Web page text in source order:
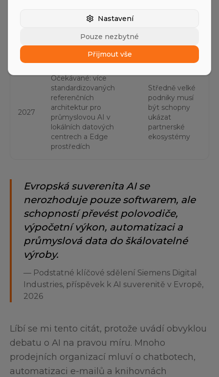
investic do AI nebo
průzkumu u výrobců;
Foxconn a Bull
výrobu AI infrastruktury
2027
Očekávané: více
standardizovaných
referenčních
architektur pro
průmyslovou AI v
lokálních datových
centrech a Edge
prostředích
Středně velké
podniky musí
být schopny
ukázat
partnerské
ekosystémy
Evropská suverenita AI se
nerozhoduje pouze softwarem, ale
schopností převést polovodiče,
výpočetní výkon, automatizaci a
průmyslová data do škálovatelné
výroby.
— Podstatné klíčové sdělení Siemens Digital
Industries, příspěvek k AI suverenitě v Evropě,
2026
Líbí se mi tento citát, protože uvádí obvyklou
debatu o AI na pravou míru. Mnoho
prodejních organizací mluví o chatbotech,
automatizaci e-mailů a knihovnách
Nastavení
Pouze nezbytné
Přijmout vše